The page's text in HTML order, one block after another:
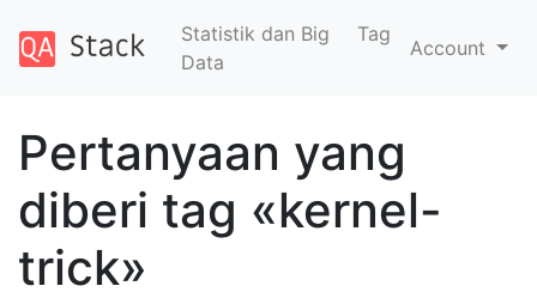
Statistik dan Big
Data
Tag
Account
Pertanyaan yang
diberi tag «kernel-
trick»